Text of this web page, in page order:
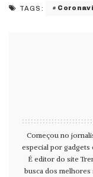
TAGS:
Começou no
especial por gadgets
É editor do site
busca dos